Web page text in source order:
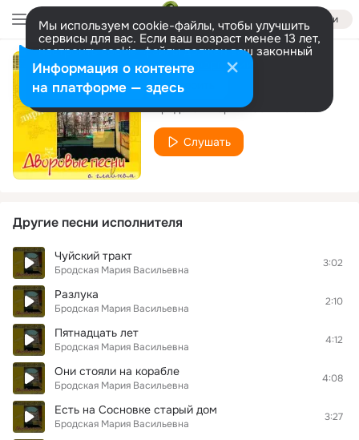
Войти
Мы используем cookie-файлы, чтобы улучшить
сервисы для вас. Если ваш возраст менее 13 лет,
настроить cookie-файлы должен ваш законный
представитель. Больше информации
Разрешить все Настроить
Бубенчик
Бродская Мария Васильевна
Слушать
Другие песни исполнителя
Чуйский тракт
Бродская Мария Васильевна
3:02
Разлука
Бродская Мария Васильевна
2:10
Пятнадцать лет
Бродская Мария Васильевна
4:12
Они стояли на корабле
Бродская Мария Васильевна
4:08
Есть на Сосновке старый дом
Бродская Мария Васильевна
3:27
Информация о контенте
на платформе — здесь